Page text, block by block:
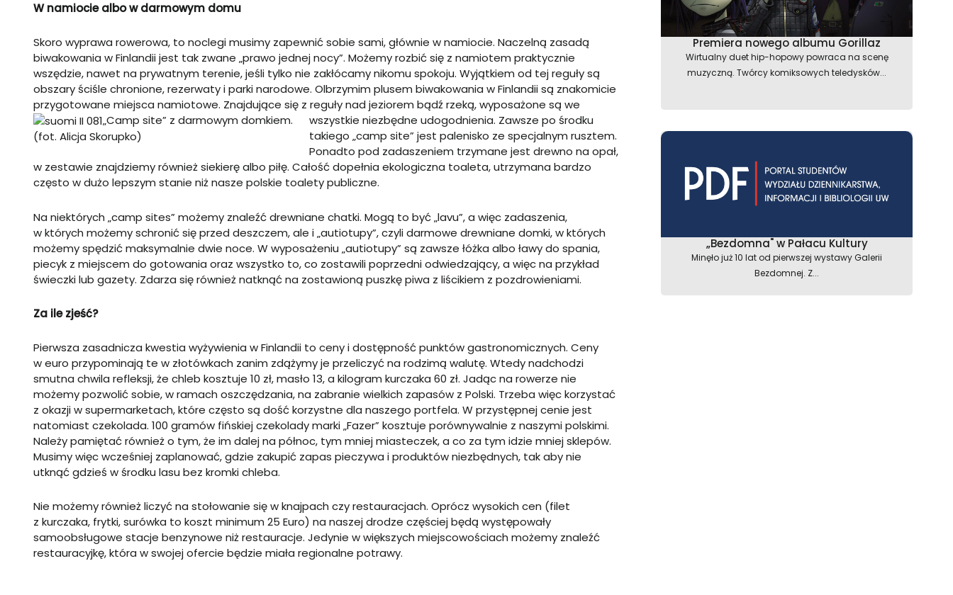
W namiocie albo w darmowym domu
Skoro wyprawa rowerowa, to noclegi musimy zapewnić sobie sami, głównie w namiocie. Naczelną zasadą
biwakowania w Finlandii jest tak zwane „prawo jednej nocy”. Możemy rozbić się z namiotem praktycznie
wszędzie, nawet na prywatnym terenie, jeśli tylko nie zakłócamy nikomu spokoju. Wyjątkiem od tej reguły są
obszary ściśle chronione, rezerwaty i parki narodowe. Olbrzymim plusem biwakowania w Finlandii są znakomicie
przygotowane miejsca namiotowe. Znajdujące się z reguły nad jeziorem bądź rzeką, wyposażone są we
wszystkie niezbędne udogodnienia.
„Camp site” z darmowym domkiem.
(fot. Alicja Skorupko)
Zawsze po środku
takiego „camp site” jest palenisko ze specjalnym rusztem.
Ponadto pod zadaszeniem trzymane jest drewno na opał,
w zestawie znajdziemy również siekierę albo piłę. Całość dopełnia ekologiczna toaleta, utrzymana bardzo
często w dużo lepszym stanie niż nasze polskie toalety publiczne.
Na niektórych „camp sites” możemy znaleźć drewniane chatki. Mogą to być „lavu”, a więc zadaszenia,
w których możemy schronić się przed deszczem, ale i „autiotupy”, czyli darmowe drewniane domki, w których
możemy spędzić maksymalnie dwie noce. W wyposażeniu „autiotupy” są zawsze łóżka albo ławy do spania,
piecyk z miejscem do gotowania oraz wszystko to, co zostawili poprzedni odwiedzający, a więc na przykład
świeczki lub gazety. Zdarza się również natknąć na zostawioną puszkę piwa z liścikiem z pozdrowieniami.
Za ile zjeść?
Pierwsza zasadnicza kwestia wyżywienia w Finlandii to ceny i dostępność punktów gastronomicznych. Ceny
w euro przypominają te w złotówkach zanim zdążymy je przeliczyć na rodzimą walutę. Wtedy nadchodzi
smutna chwila refleksji, że chleb kosztuje 10 zł, masło 13, a kilogram kurczaka 60 zł. Jadąc na rowerze nie
możemy pozwolić sobie, w ramach oszczędzania, na zabranie wielkich zapasów z Polski. Trzeba więc korzystać
z okazji w supermarketach, które często są dość korzystne dla naszego portfela. W przystępnej cenie jest
natomiast czekolada. 100 gramów fińskiej czekolady marki „Fazer” kosztuje porównywalnie z naszymi polskimi.
Należy pamiętać również o tym, że im dalej na północ, tym mniej miasteczek, a co za tym idzie mniej sklepów.
Musimy więc wcześniej zaplanować, gdzie zakupić zapas pieczywa i produktów niezbędnych, tak aby nie
utknąć gdzieś w środku lasu bez kromki chleba.
Nie możemy również liczyć na stołowanie się w knajpach czy restauracjach. Oprócz wysokich cen (filet
z kurczaka, frytki, surówka to koszt minimum 25 Euro) na naszej drodze częściej będą występowały
samoobsługowe stacje benzynowe niż restauracje. Jedynie w większych miejscowościach możemy znaleźć
restauracyjkę, która w swojej ofercie będzie miała regionalne potrawy.
Premiera nowego albumu Gorillaz
Wirtualny duet hip-hopowy powraca na scenę
muzyczną. Twórcy komiksowych teledysków...
„Bezdomna" w Pałacu Kultury
Minęło już 10 lat od pierwszej wystawy Galerii
Bezdomnej. Z...